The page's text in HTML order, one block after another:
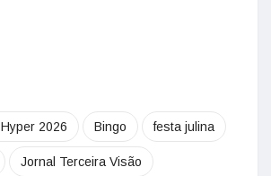
2026 Bingo festa julina
Jornal Terceira Visão